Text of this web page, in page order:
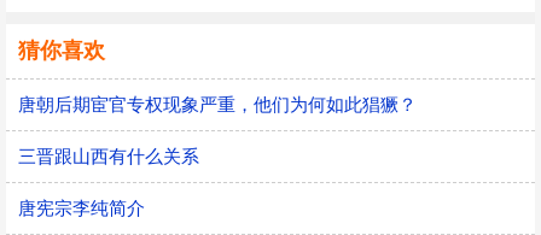
猜你喜欢
唐朝后期宦官专权现象严重，他们为何如此猖獗？
三晋跟山西有什么关系
唐宪宗李纯简介